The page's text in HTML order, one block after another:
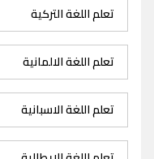
تعلم اللغة التركية
تعلم اللغة الالمانية
تعلم اللغة الاسبانية